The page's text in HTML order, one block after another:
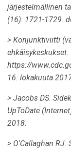
järjestelmällinen
(16): 1721-1729.
> Konjunktiviitti
ehkäisykeskukset.
https://
16. lokakuuta
> Jacobs DS.
UpToDate
2018.
> O'Callaghan RJ.